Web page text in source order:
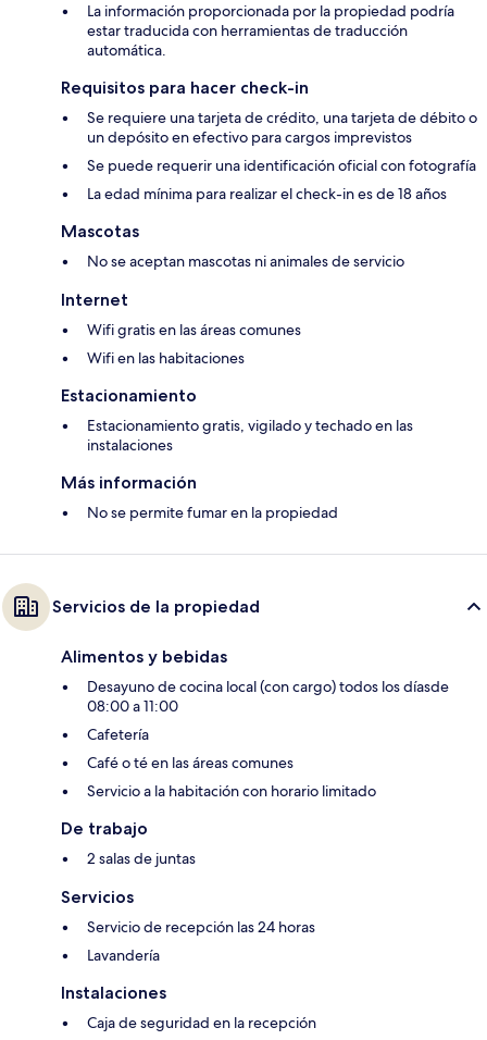
La información proporcionada por la propiedad podría
estar traducida con herramientas de traducción
automática.
Requisitos para hacer check-in
Se requiere una tarjeta de crédito, una tarjeta de débito o
un depósito en efectivo para cargos imprevistos
Se puede requerir una identificación oficial con fotografía
La edad mínima para realizar el check-in es de 18 años
Mascotas
No se aceptan mascotas ni animales de servicio
Internet
Wifi gratis en las áreas comunes
Wifi en las habitaciones
Estacionamiento
Estacionamiento gratis, vigilado y techado en las
instalaciones
Más información
No se permite fumar en la propiedad
Servicios de la propiedad
Alimentos y bebidas
Desayuno de cocina local (con cargo) todos los díasde
08:00 a 11:00
Cafetería
Café o té en las áreas comunes
Servicio a la habitación con horario limitado
De trabajo
2 salas de juntas
Servicios
Servicio de recepción las 24 horas
Lavandería
Instalaciones
Caja de seguridad en la recepción